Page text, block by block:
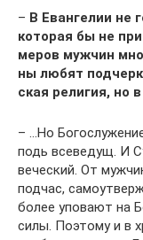
– В Еван­ге­лии не
кото­рая бы не
ме­ров муж­чин
ны любят
ская рели­гия, но
– …Но
подь все­ве­дущ. И
ве­че­ский. От
под­час,
более упо­ва­ют на
силы. Поэто­му и в